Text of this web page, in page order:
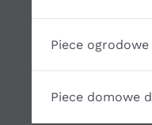
Piece ogrodowe
Piece domowe